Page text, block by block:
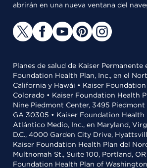
abrirán en una nueva ventana del
Planes de salud de Kaiser Permanente
Foundation Health Plan, Inc., en el
California y Hawái • Kaiser
Colorado • Kaiser Foundation Health
Nine Piedmont Center, 3495 Piedmont
GA 30305 • Kaiser Foundation Health
Atlántico Medio, Inc., en Maryland,
D.C., 4000 Garden City Drive,
Kaiser Foundation Health Plan del
Multnomah St., Suite 100, Portland,
Foundation Health Plan of